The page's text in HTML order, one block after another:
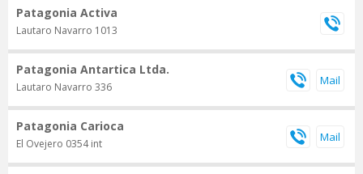
Patagonia Activa
Lautaro Navarro 1013
Patagonia Antartica Ltda.
Lautaro Navarro 336
Patagonia Carioca
El Ovejero 0354 int